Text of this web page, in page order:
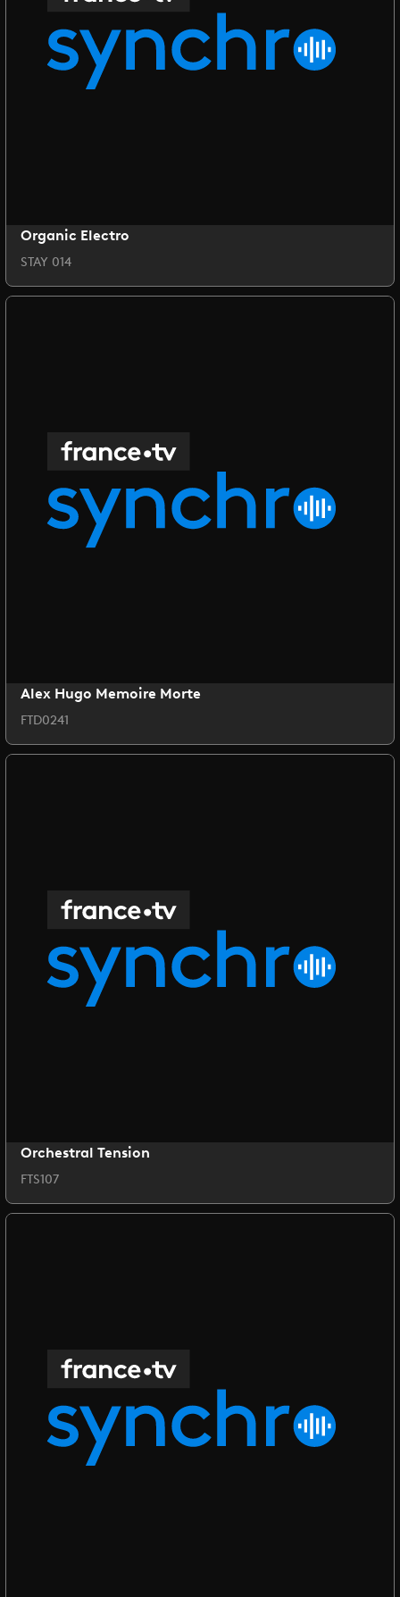
Organic Electro
STAY 014
Alex Hugo Memoire Morte
FTD0241
Orchestral Tension
FTS107